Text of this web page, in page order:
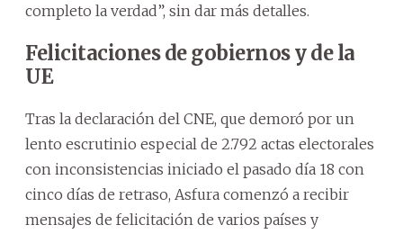
completo la verdad”, sin dar más detalles.
Felicitaciones de gobiernos y de la
UE
Tras la declaración del CNE, que demoró por un
lento escrutinio especial de 2.792 actas electorales
con inconsistencias iniciado el pasado día 18 con
cinco días de retraso, Asfura comenzó a recibir
mensajes de felicitación de varios países y